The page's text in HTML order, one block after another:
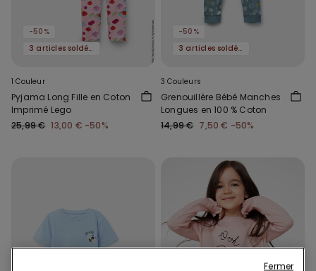
-50%
3 articles soldés, -70 %
1 Couleur
Pyjama Long Fille en Coton
Imprimé Lego
25,99 € 13,00 € -50%
-50%
3 articles soldés, -70 %
3 Couleurs
Grenouillère Bébé Manches
Longues en 100 % Coton
14,99 € 7,50 € -50%
Fermer